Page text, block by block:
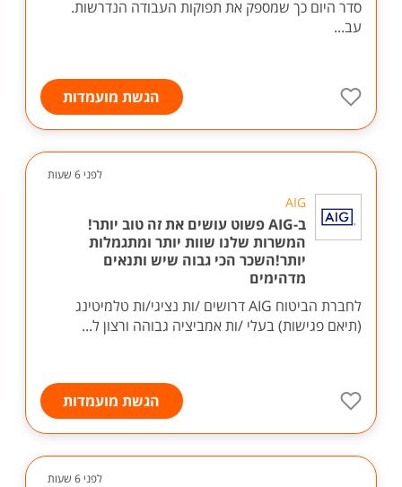
סדר היום כך שמספק את תפוקות העבודה הנדרשות.
עב...
הגשת מועמדות
לפני 6 שעות
AIG
ב-AIG פשוט עושים את זה טוב יותר!
המשרות שלנו שוות יותר ומתגמלות
יותר!השכר הכי גבוה שיש ותנאים
מדהימים
לחברת הביטוח AIG דרושים /ות נציגי/ות טלמיטינג
(תיאם פגישות) בעלי /ות אמביציה גבוהה ורצון ל...
הגשת מועמדות
לפני 6 שעות